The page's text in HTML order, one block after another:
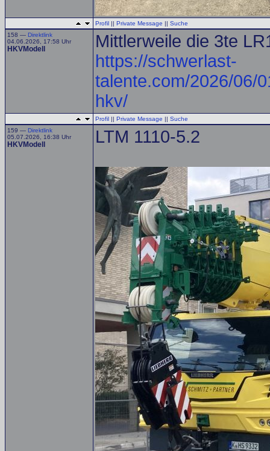
Profil || Private Message || Suche
158 — Direktlink
04.06.2026, 17:58 Uhr
HKVModell
Mittlerweile die 3te
https://schwerlast-
talente.com/2026/06/
hkv/
Profil || Private Message || Suche
159 — Direktlink
05.07.2026, 16:38 Uhr
HKVModell LTM 1110-5.2